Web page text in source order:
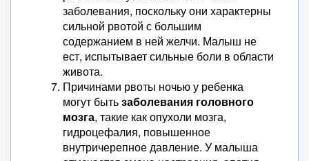
заболевания, поскольку они характерны
сильной рвотой с большим
содержанием в ней желчи. Малыш не
ест, испытывает сильные боли в области
живота.
Причинами рвоты ночью у ребенка
могут бытьзаболевания головного
мозга, такие как опухоли мозга,
гидроцефалия, повышенное
внутричерепное давление. У малыша